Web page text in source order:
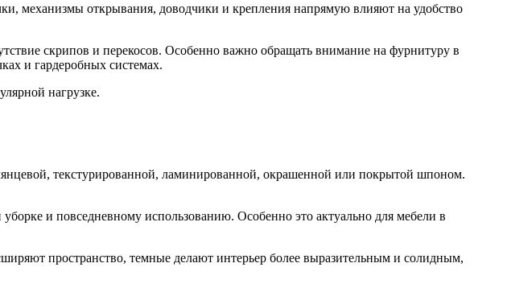
механизмы открывания, доводчики и крепления напрямую влияют на удобство
скрипов и перекосов. Особенно важно обращать внимание на фурнитуру в
и гардеробных системах.
нагрузке.
текстурированной, ламинированной, окрашенной или покрытой шпоном.
и повседневному использованию. Особенно это актуально для мебели в
пространство, темные делают интерьер более выразительным и солидным,